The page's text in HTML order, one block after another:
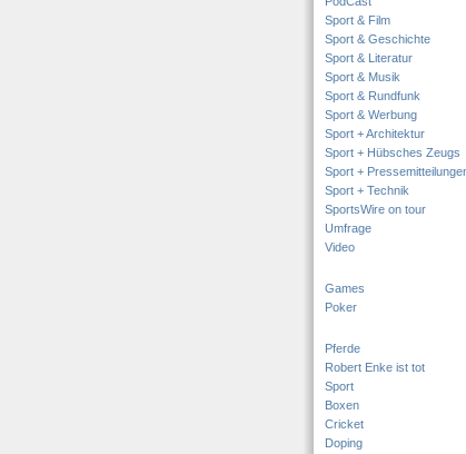
Sport & Film
Sport & Geschichte
Sport & Literatur
Sport & Musik
Sport & Rundfunk
Sport & Werbung
Sport + Architektur
Sport + Hübsches Zeugs
Sport +
Sport + Technik
SportsWire on tour
Umfrage
Video
Games
Poker
Pferde
Robert Enke ist tot
Sport
Boxen
Cricket
Doping